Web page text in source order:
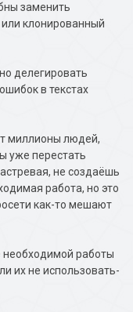
заменить
клонированный
делегировать
в текстах
миллионы людей,
уже перестать
не создаёшь
работа, но это
как-то мешают
необходимой работы
их не использовать-